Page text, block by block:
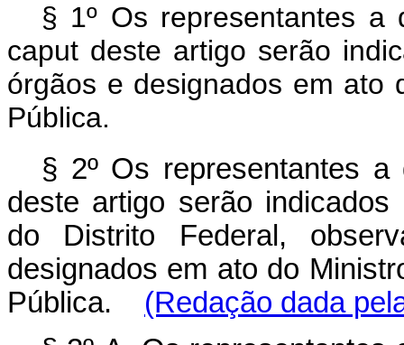
§ 1º Os representantes
caput deste artigo serão
órgãos e designados em ato
Pública.
§ 2º Os representantes
deste artigo serão
do Distrito Federal,
designados em ato do
Pública. (Redação dada